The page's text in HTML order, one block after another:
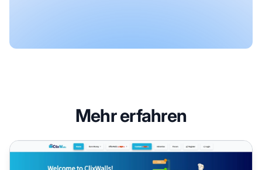
Mehr erfahren
ClixWall Affiliate-Programm